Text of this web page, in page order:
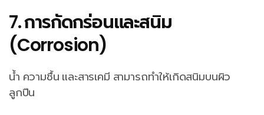
7. การกัดกร่อนและสนิม
(Corrosion)
น้ำ ความชื้น และสารเคมี สามารถทำให้เกิดสนิมบนผิว
ลูกปืน